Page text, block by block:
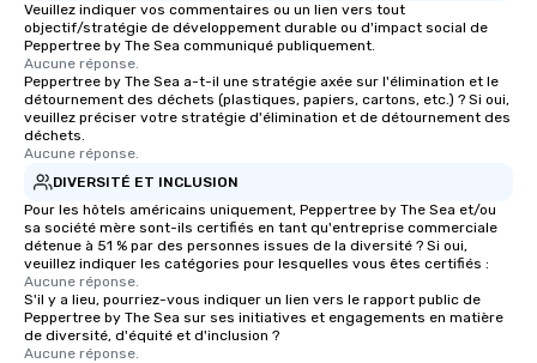
Veuillez indiquer vos commentaires ou un lien vers tout
objectif/stratégie de développement durable ou d'impact social de
Peppertree by The Sea communiqué publiquement.
Aucune réponse.
Peppertree by The Sea a-t-il une stratégie axée sur l'élimination et le
détournement des déchets (plastiques, papiers, cartons, etc.) ? Si oui,
veuillez préciser votre stratégie d'élimination et de détournement des
déchets.
Aucune réponse.
DIVERSITÉ ET INCLUSION
Pour les hôtels américains uniquement, Peppertree by The Sea et/ou
sa société mère sont-ils certifiés en tant qu'entreprise commerciale
détenue à 51 % par des personnes issues de la diversité ? Si oui,
veuillez indiquer les catégories pour lesquelles vous êtes certifiés :
Aucune réponse.
S'il y a lieu, pourriez-vous indiquer un lien vers le rapport public de
Peppertree by The Sea sur ses initiatives et engagements en matière
de diversité, d'équité et d'inclusion ?
Aucune réponse.